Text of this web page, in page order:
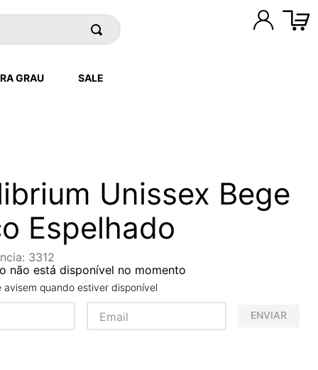
GRAU SALE
Unissex Bege
Espelhado
: 3312
não está disponível no momento
avisem quando estiver disponível
ENVIAR